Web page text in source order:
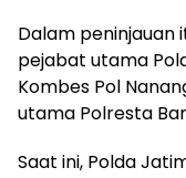
Dalam peninjauan
pejabat utama
Kombes Pol
utama Polresta
Saat ini, Polda